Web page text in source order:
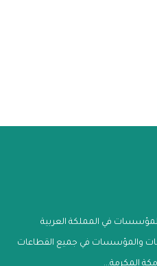
في المملكة العربية
والمؤسسات في جميع القطاعات
مكة المكرمة...